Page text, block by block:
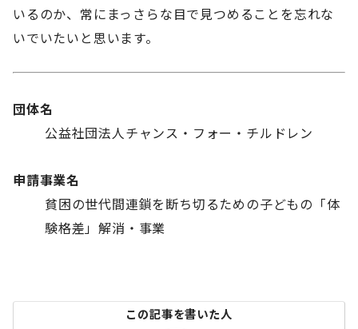
いるのか、常にまっさらな目で見つめることを忘れな
いでいたいと思います。
団体名
公益社団法人チャンス・フォー・チルドレン
申請事業名
貧困の世代間連鎖を断ち切るための子どもの「体
験格差」解消・事業
この記事を書いた人